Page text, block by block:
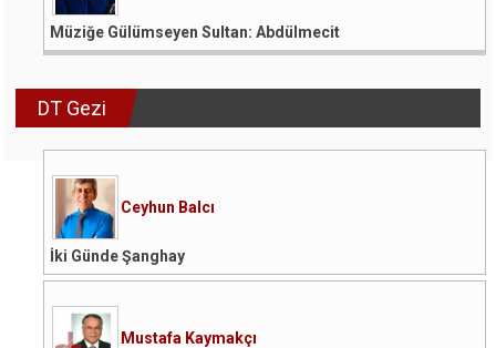
Müziğe Gülümseyen Sultan: Abdülmecit
DT Gezi
Ceyhun Balcı
İki Günde Şanghay
Mustafa Kaymakçı